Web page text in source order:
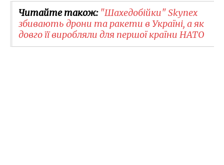
Читайте також: "Шахедобійки" Skynex
збивають дрони та ракети в Україні, а як
довго її виробляли для першої країни НАТО